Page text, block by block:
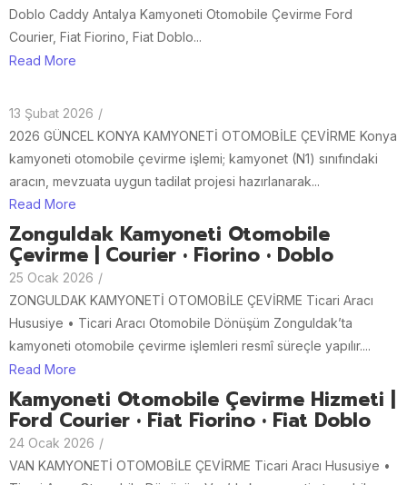
Doblo Caddy Antalya Kamyoneti Otomobile Çevirme Ford
Courier, Fiat Fiorino, Fiat Doblo...
Read More
13 Şubat 2026 /
2026 GÜNCEL KONYA KAMYONETİ OTOMOBİLE ÇEVİRME Konya
kamyoneti otomobile çevirme işlemi; kamyonet (N1) sınıfındaki
aracın, mevzuata uygun tadilat projesi hazırlanarak...
Read More
Zonguldak Kamyoneti Otomobile
Çevirme | Courier • Fiorino • Doblo
25 Ocak 2026 /
ZONGULDAK KAMYONETİ OTOMOBİLE ÇEVİRME Ticari Aracı
Hususiye • Ticari Aracı Otomobile Dönüşüm Zonguldak’ta
kamyoneti otomobile çevirme işlemleri resmî süreçle yapılır....
Read More
Kamyoneti Otomobile Çevirme Hizmeti |
Ford Courier • Fiat Fiorino • Fiat Doblo
24 Ocak 2026 /
VAN KAMYONETİ OTOMOBİLE ÇEVİRME Ticari Aracı Hususiye •